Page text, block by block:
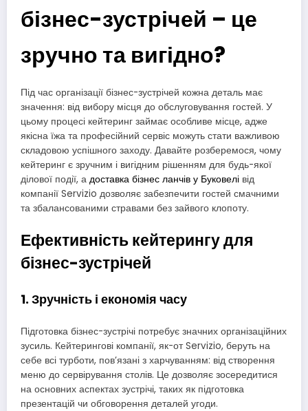
бізнес-зустрічей – це
зручно та вигідно?
Під час організації бізнес-зустрічей кожна деталь має
значення: від вибору місця до обслуговування гостей. У
цьому процесі кейтеринг займає особливе місце, адже
якісна їжа та професійний сервіс можуть стати важливою
складовою успішного заходу. Давайте розберемося, чому
кейтеринг є зручним і вигідним рішенням для будь-якої
ділової події, а доставка бізнес ланчів у Буковелі від
компанії Servizio дозволяє забезпечити гостей смачними
та збалансованими стравами без зайвого клопоту.
Ефективність кейтерингу для
бізнес-зустрічей
1. Зручність і економія часу
Підготовка бізнес-зустрічі потребує значних організаційних
зусиль. Кейтерингові компанії, як-от Servizio, беруть на
себе всі турботи, пов’язані з харчуванням: від створення
меню до сервірування столів. Це дозволяє зосередитися
на основних аспектах зустрічі, таких як підготовка
презентацій чи обговорення деталей угоди.